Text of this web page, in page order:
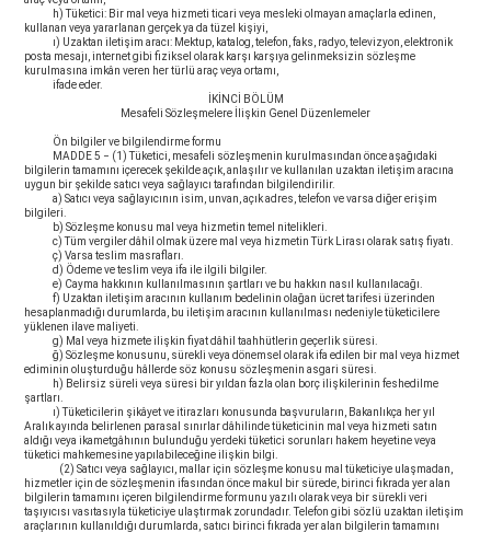
h) Tüketici: Bir mal veya hizmeti ticari veya mesleki olmayan amaçlarla edinen,
kullanan veya yararlanan gerçek ya da tüzel kişiyi,
ı) Uzaktan iletişim aracı: Mektup, katalog, telefon, faks, radyo, televizyon, elektronik
posta mesajı, internet gibi fiziksel olarak karşı karşıya gelinmeksizin sözleşme
kurulmasına imkân veren her türlü araç veya ortamı,
ifade eder.
İKİNCİ BÖLÜM
Mesafeli Sözleşmelere İlişkin Genel Düzenlemeler
Ön bilgiler ve bilgilendirme formu
MADDE 5 − (1) Tüketici, mesafeli sözleşmenin kurulmasından önce aşağıdaki
bilgilerin tamamını içerecek şekilde açık, anlaşılır ve kullanılan uzaktan iletişim aracına
uygun bir şekilde satıcı veya sağlayıcı tarafından bilgilendirilir.
a) Satıcı veya sağlayıcının isim, unvan, açık adres, telefon ve varsa diğer erişim
bilgileri.
b) Sözleşme konusu mal veya hizmetin temel nitelikleri.
c) Tüm vergiler dâhil olmak üzere mal veya hizmetin Türk Lirası olarak satış fiyatı.
ç) Varsa teslim masrafları.
d) Ödeme ve teslim veya ifa ile ilgili bilgiler.
e) Cayma hakkının kullanılmasının şartları ve bu hakkın nasıl kullanılacağı.
f) Uzaktan iletişim aracının kullanım bedelinin olağan ücret tarifesi üzerinden
hesaplanmadığı durumlarda, bu iletişim aracının kullanılması nedeniyle tüketicilere
yüklenen ilave maliyeti.
g) Mal veya hizmete ilişkin fiyat dâhil taahhütlerin geçerlik süresi.
ğ) Sözleşme konusunu, sürekli veya dönemsel olarak ifa edilen bir mal veya hizmet
ediminin oluşturduğu hâllerde söz konusu sözleşmenin asgari süresi.
h) Belirsiz süreli veya süresi bir yıldan fazla olan borç ilişkilerinin feshedilme
şartları.
ı) Tüketicilerin şikâyet ve itirazları konusunda başvuruların, Bakanlıkça her yıl
Aralık ayında belirlenen parasal sınırlar dâhilinde tüketicinin mal veya hizmeti satın
aldığı veya ikametgâhının bulunduğu yerdeki tüketici sorunları hakem heyetine veya
tüketici mahkemesine yapılabileceğine ilişkin bilgi.
(2) Satıcı veya sağlayıcı, mallar için sözleşme konusu mal tüketiciye ulaşmadan,
hizmetler için de sözleşmenin ifasından önce makul bir sürede, birinci fıkrada yer alan
bilgilerin tamamını içeren bilgilendirme formunu yazılı olarak veya bir sürekli veri
taşıyıcısı vasıtasıyla tüketiciye ulaştırmak zorundadır. Telefon gibi sözlü uzaktan iletişim
araçlarının kullanıldığı durumlarda, satıcı birinci fıkrada yer alan bilgilerin tamamını